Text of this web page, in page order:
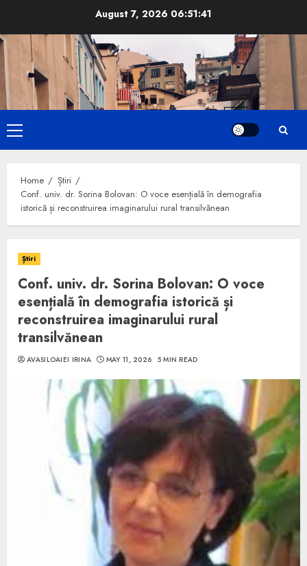
content
August 7, 2026 06:51:42
Primary
Menu
Home
Știri
Conf. univ. dr. Sorina Bolovan: O voce esențială în demografia
istorică și reconstruirea imaginarului rural transilvănean
Știri
Conf. univ. dr. Sorina Bolovan: O voce
esențială în demografia istorică și
reconstruirea imaginarului rural
transilvănean
AVASILOAIEI IRINA MAY 11, 2026 5 MIN READ